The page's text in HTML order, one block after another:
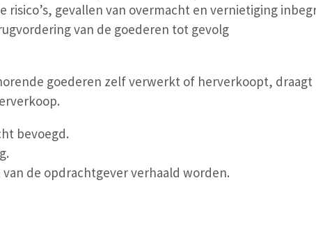
gevallen van overmacht en vernietiging
van de goederen tot gevolg
goederen zelf verwerkt of herverkoopt,
bevoegd.
de opdrachtgever verhaald worden.